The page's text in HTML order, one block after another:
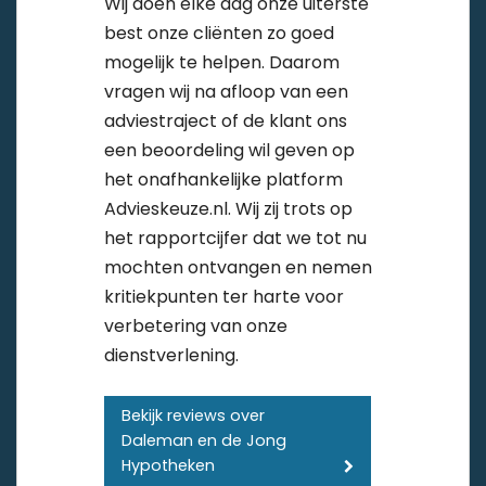
best onze cliënten zo goed
mogelijk te helpen. Daarom
vragen wij na afloop van een
adviestraject of de klant ons
een beoordeling wil geven op
het onafhankelijke platform
Advieskeuze.nl. Wij zij trots op
het rapportcijfer dat we tot nu
mochten ontvangen en nemen
kritiekpunten ter harte voor
verbetering van onze
dienstverlening.
Bekijk reviews over
Daleman en de Jong
Hypotheken